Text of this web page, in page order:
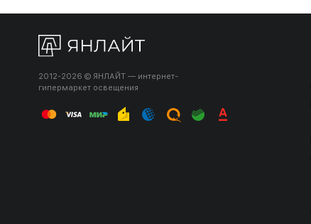
2012-2026 © ЯНЛАЙТ — интернет-
гипермаркет освещения